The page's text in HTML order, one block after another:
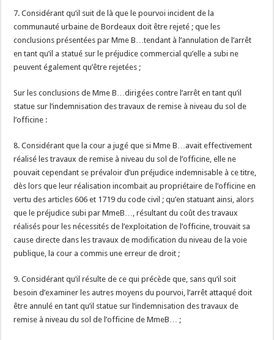
7. Considérant qu’il suit de là que le pourvoi incident de la
communauté urbaine de Bordeaux doit être rejeté ; que les
conclusions présentées par Mme B…tendant à l’annulation de l’arrêt
en tant qu’il a statué sur le préjudice commercial qu’elle a subi ne
peuvent également qu’être rejetées ;
Sur les conclusions de Mme B…dirigées contre l’arrêt en tant qu’il
statue sur l’indemnisation des travaux de remise à niveau du sol de
l’officine :
8. Considérant que la cour a jugé que si Mme B…avait effectivement
réalisé les travaux de remise à niveau du sol de l’officine, elle ne
pouvait cependant se prévaloir d’un préjudice indemnisable à ce titre,
dès lors que leur réalisation incombait au propriétaire de l’officine en
vertu des articles 606 et 1719 du code civil ; qu’en statuant ainsi, alors
que le préjudice subi par MmeB…, résultant du coût des travaux
réalisés pour les nécessités de l’exploitation de l’officine, trouvait sa
cause directe dans les travaux de modification du niveau de la voie
publique, la cour a commis une erreur de droit ;
9. Considérant qu’il résulte de ce qui précède que, sans qu’il soit
besoin d’examiner les autres moyens du pourvoi, l’arrêt attaqué doit
être annulé en tant qu’il statue sur l’indemnisation des travaux de
remise à niveau du sol de l’officine de MmeB… ;